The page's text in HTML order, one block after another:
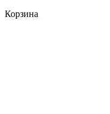
Корзина